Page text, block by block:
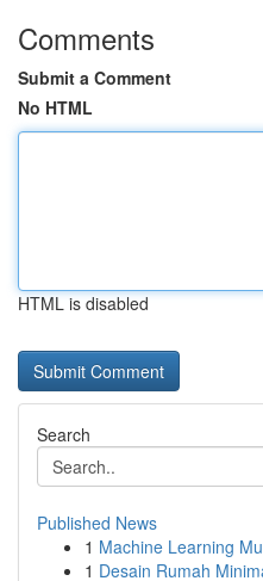
Comments
Submit a Comment
No HTML
HTML is disabled
Search
Published News
1 Machine Learning
1 Desain Rumah